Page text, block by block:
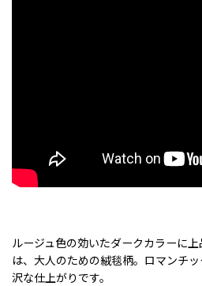
ルージュ色の効いたダークカラーに
は、大人のための絨毯柄。ロマンチ
沢な仕上がりです。